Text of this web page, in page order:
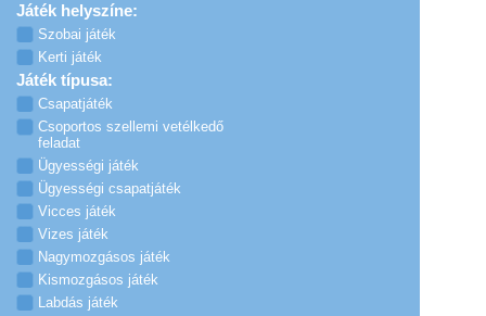
Játék helyszíne:
Szobai játék
Kerti játék
Játék típusa:
Csapatjáték
Csoportos szellemi vetélkedő
feladat
Ügyességi játék
Ügyességi csapatjáték
Vicces játék
Vizes játék
Nagymozgásos játék
Kismozgásos játék
Labdás játék